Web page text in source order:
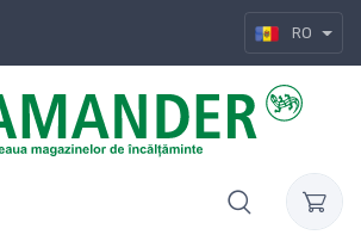
RO